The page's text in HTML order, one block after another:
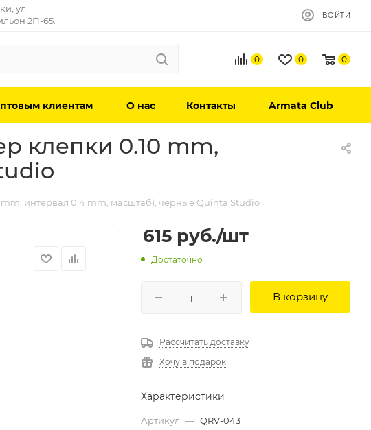
ул.
2П-65.
ВОЙТИ
0 0 0
клиентам О нас Контакты Armata Club
клепки 0.10 mm,
интервал 0.4 mm, масштаб), черные Quinta Studio
615 руб./шт
Достаточно
В корзину
Рассчитать доставку
Хочу в подарок
Характеристики
Артикул — QRV-043